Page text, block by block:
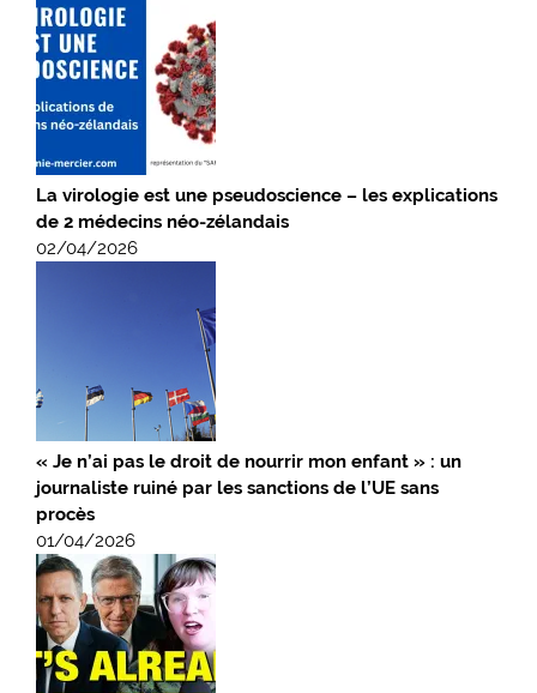
La virologie est une pseudoscience – les explications
de 2 médecins néo-zélandais
02/04/2026
« Je n’ai pas le droit de nourrir mon enfant » : un
journaliste ruiné par les sanctions de l’UE sans
procès
01/04/2026